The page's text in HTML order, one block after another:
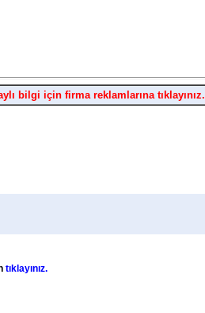
bilgi için firma reklamlarına tıklayınız.
tıklayınız.